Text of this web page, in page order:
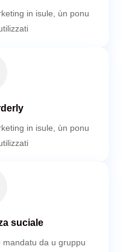
in isule, ùn ponu
in isule, ùn ponu
suciale
mandatu da u gruppu